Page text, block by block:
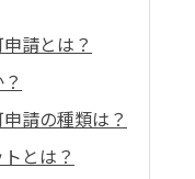
請とは？
請の種類は？
とは？